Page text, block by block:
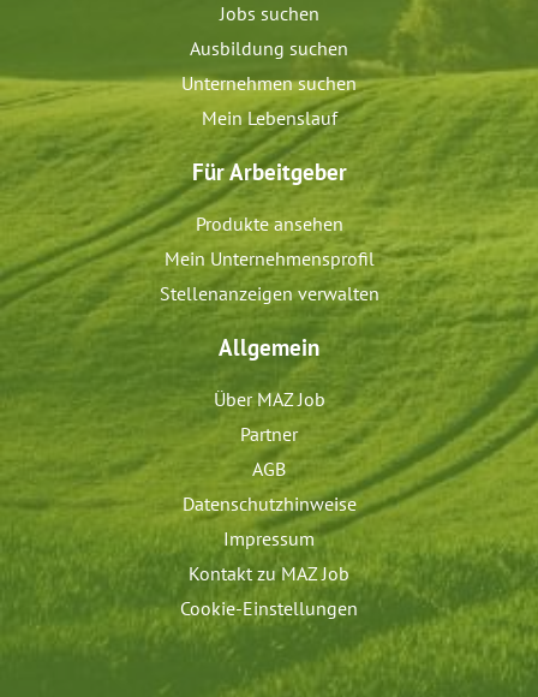
Jobs suchen
Ausbildung suchen
Unternehmen suchen
Mein Lebenslauf
Für Arbeitgeber
Produkte ansehen
Mein Unternehmensprofil
Stellenanzeigen verwalten
Allgemein
Über MAZ Job
Partner
AGB
Datenschutzhinweise
Impressum
Kontakt zu MAZ Job
Cookie-Einstellungen